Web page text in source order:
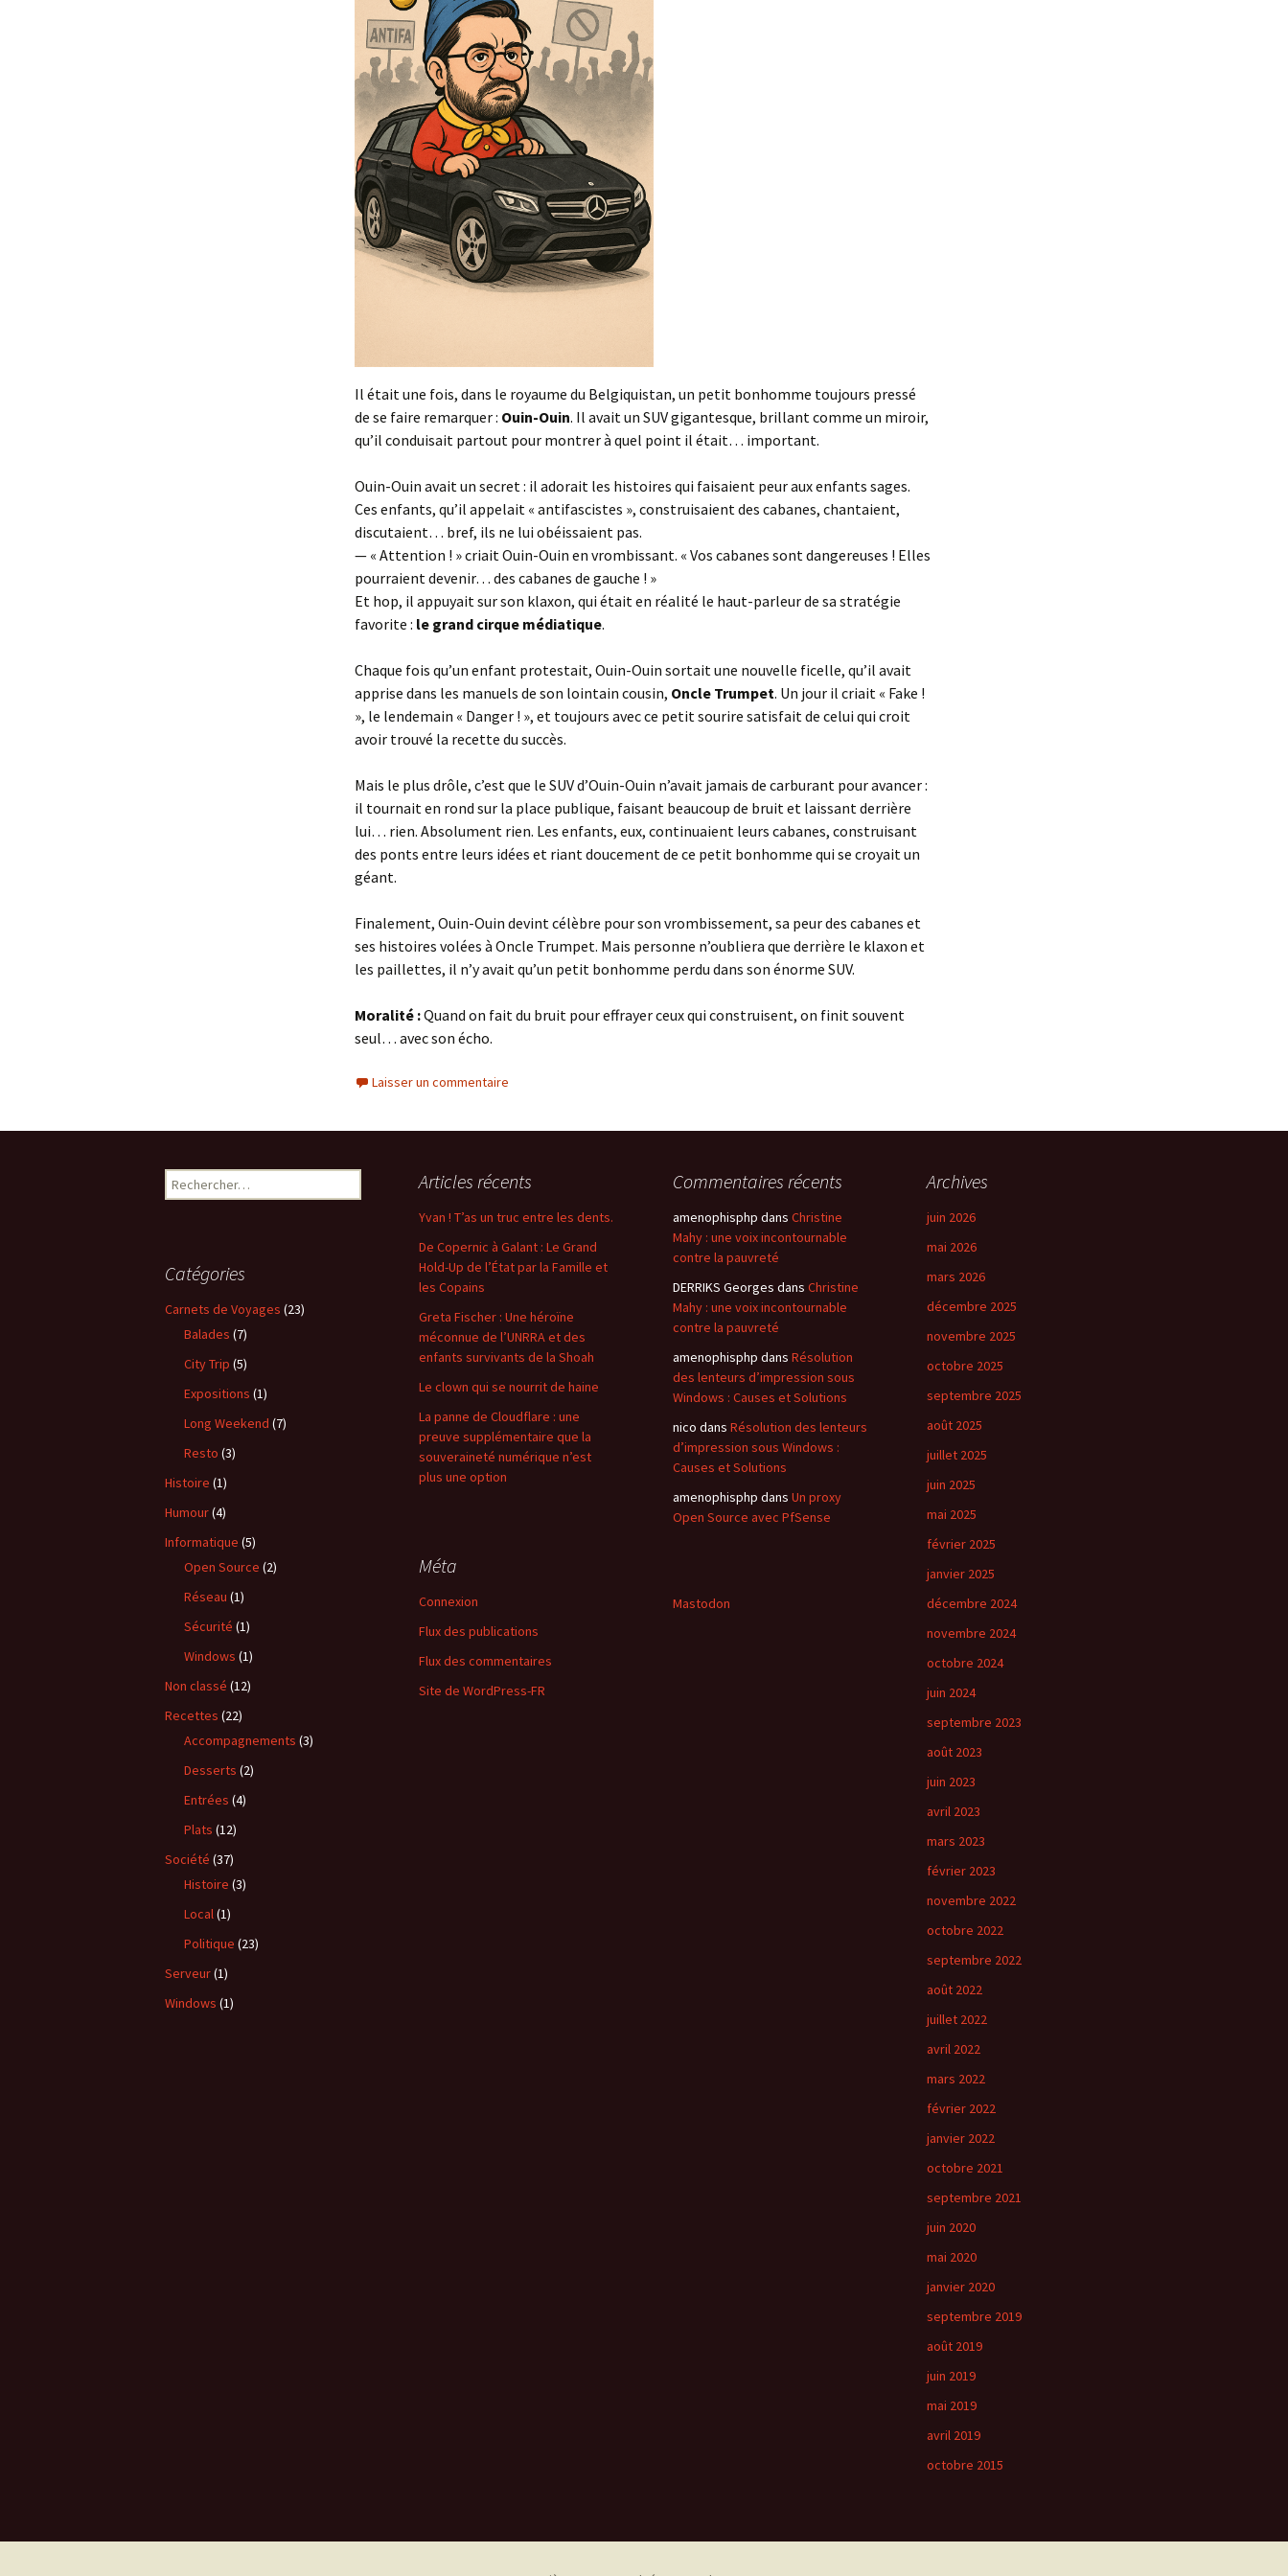
Paella au barbecue
Il était une fois, dans le royaume du Belgiquistan, un petit bonhomme toujours pressé
de se faire remarquer : Ouin-Ouin. Il avait un SUV gigantesque, brillant comme un miroir,
qu’il conduisait partout pour montrer à quel point il était… important.
Ouin-Ouin avait un secret : il adorait les histoires qui faisaient peur aux enfants sages.
Ces enfants, qu’il appelait « antifascistes », construisaient des cabanes, chantaient,
discutaient… bref, ils ne lui obéissaient pas.
— « Attention ! » criait Ouin-Ouin en vrombissant. « Vos cabanes sont dangereuses ! Elles
pourraient devenir… des cabanes de gauche ! »
Et hop, il appuyait sur son klaxon, qui était en réalité le haut-parleur de sa stratégie
favorite : le grand cirque médiatique.
Chaque fois qu’un enfant protestait, Ouin-Ouin sortait une nouvelle ficelle, qu’il avait
apprise dans les manuels de son lointain cousin, Oncle Trumpet. Un jour il criait « Fake !
», le lendemain « Danger ! », et toujours avec ce petit sourire satisfait de celui qui croit
avoir trouvé la recette du succès.
Mais le plus drôle, c’est que le SUV d’Ouin-Ouin n’avait jamais de carburant pour avancer :
il tournait en rond sur la place publique, faisant beaucoup de bruit et laissant derrière
lui… rien. Absolument rien. Les enfants, eux, continuaient leurs cabanes, construisant
des ponts entre leurs idées et riant doucement de ce petit bonhomme qui se croyait un
géant.
Finalement, Ouin-Ouin devint célèbre pour son vrombissement, sa peur des cabanes et
ses histoires volées à Oncle Trumpet. Mais personne n’oubliera que derrière le klaxon et
les paillettes, il n’y avait qu’un petit bonhomme perdu dans son énorme SUV.
Moralité :Quand on fait du bruit pour effrayer ceux qui construisent, on finit souvent
seul… avec son écho.
Laisser un commentaire
Rechercher : Articles récents
Yvan ! T’as un truc entre les dents.
De Copernic à Galant : Le Grand
Hold-Up de l’État par la Famille et
les Copains
Greta Fischer : Une héroïne
méconnue de l’UNRRA et des
enfants survivants de la Shoah
Le clown qui se nourrit de haine
La panne de Cloudflare : une
preuve supplémentaire que la
souveraineté numérique n’est
plus une option
Commentaires récents
amenophisphp dans Christine
Mahy : une voix incontournable
contre la pauvreté
DERRIKS Georges dans Christine
Mahy : une voix incontournable
contre la pauvreté
amenophisphp dans Résolution
des lenteurs d’impression sous
Windows : Causes et Solutions
nico dans Résolution des lenteurs
d’impression sous Windows :
Causes et Solutions
amenophisphp dans Un proxy
Open Source avec PfSense
Archives
juin 2026
mai 2026
mars 2026
décembre 2025
novembre 2025
octobre 2025
septembre 2025
août 2025
juillet 2025
juin 2025
mai 2025
février 2025
janvier 2025
décembre 2024
novembre 2024
octobre 2024
juin 2024
septembre 2023
août 2023
juin 2023
avril 2023
mars 2023
février 2023
novembre 2022
octobre 2022
septembre 2022
août 2022
juillet 2022
avril 2022
mars 2022
février 2022
janvier 2022
octobre 2021
septembre 2021
juin 2020
mai 2020
janvier 2020
septembre 2019
août 2019
juin 2019
mai 2019
avril 2019
octobre 2015
Catégories
Carnets de Voyages (23)
Balades (7)
City Trip (5)
Expositions (1)
Long Weekend (7)
Resto (3)
Histoire (1)
Humour(4)
Informatique (5)
Open Source (2)
Réseau (1)
Sécurité (1)
Windows (1)
Non classé (12)
Recettes (22)
Accompagnements (3)
Desserts (2)
Entrées (4)
Plats (12)
Société (37)
Histoire (3)
Local(1)
Politique (23)
Serveur(1)
Windows (1)
Méta
Connexion
Flux des publications
Flux des commentaires
Site de WordPress-FR
Mastodon